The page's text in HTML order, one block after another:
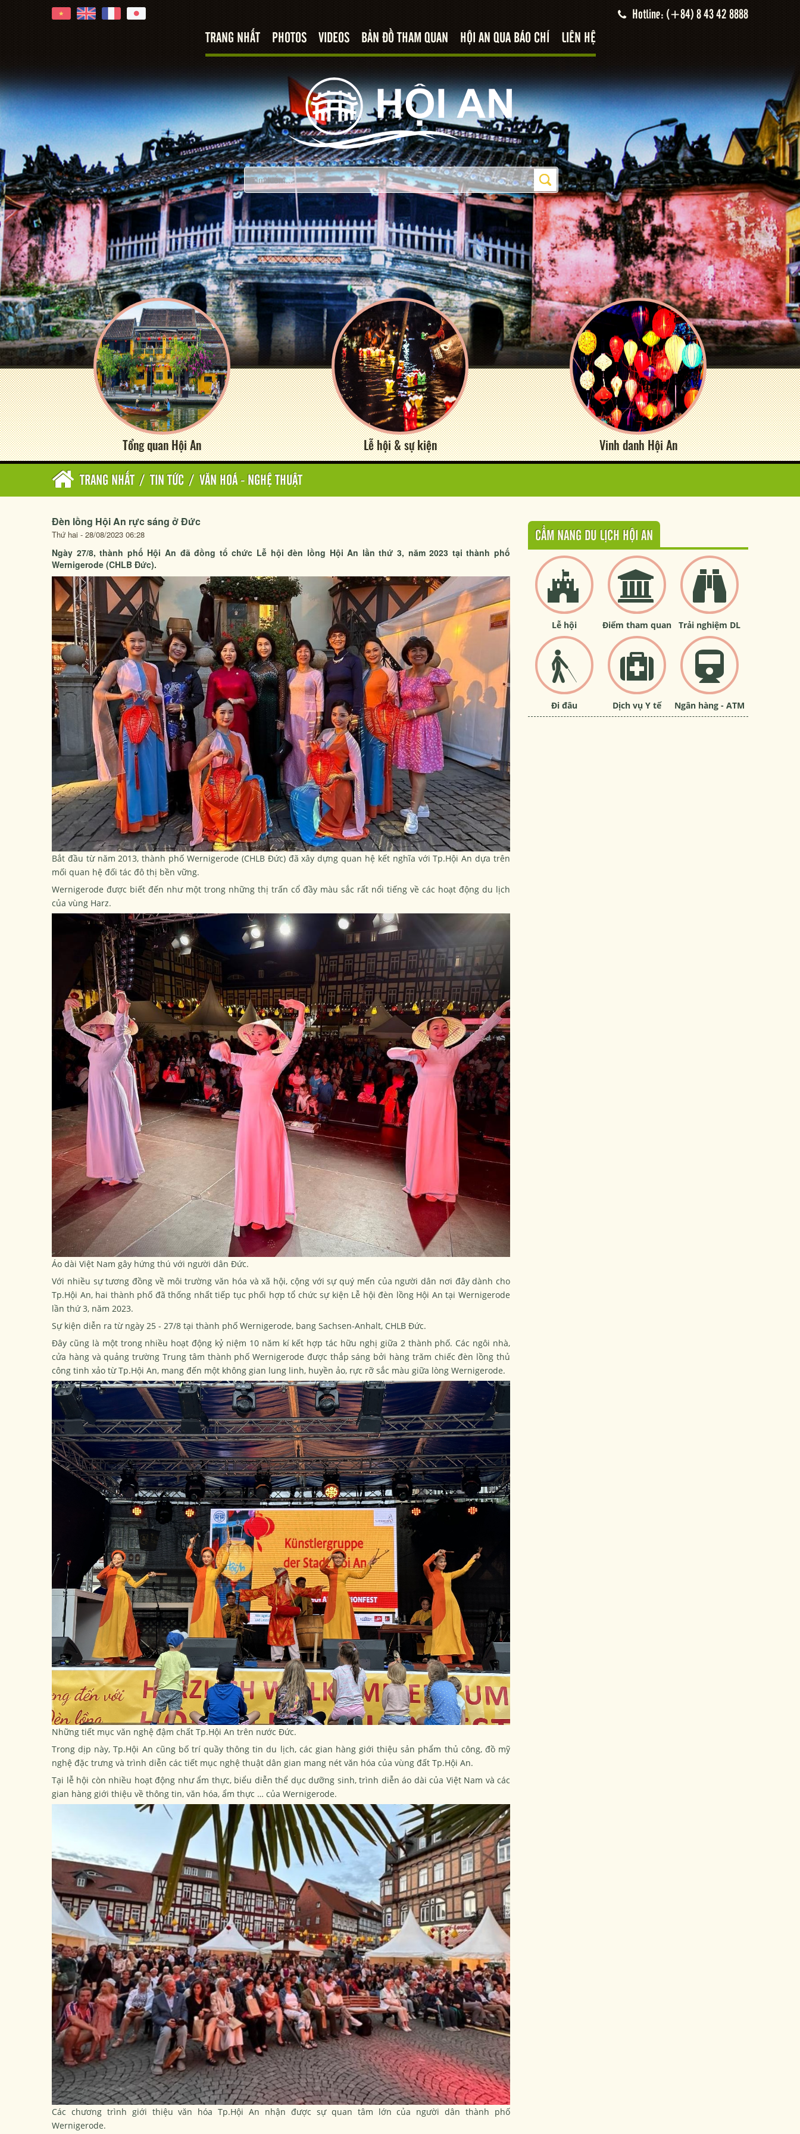
Hotline: (+84) 8 43 42 8888
TRANG NHẤT PHOTOS VIDEOS BẢN ĐỒ THAM QUAN HỘI AN QUA BÁO CHÍ LIÊN HỆ
Tổng quan Hội An Lễ hội & sự kiện Vinh danh Hội An
TRANG NHẤT / TIN TỨC / VĂN HOÁ - NGHỆ THUẬT
Đèn lồng Hội An rực sáng ở Đức
Thứ hai - 28/08/2023 06:28
Ngày 27/8, thành phố Hội An đã đồng tổ chức Lễ hội đèn lồng Hội An lần thứ 3, năm 2023 tại thành phố
Wernigerode (CHLB Đức).
Bắt đầu từ năm 2013, thành phố Wernigerode (CHLB Đức) đã xây dựng quan hệ kết nghĩa với Tp.Hội An dựa trên
mối quan hệ đối tác đô thị bền vững.
Wernigerode được biết đến như một trong những thị trấn cổ đầy màu sắc rất nổi tiếng về các hoạt động du lịch
của vùng Harz.
Áo dài Việt Nam gây hứng thú với người dân Đức.
Với nhiều sự tương đồng về môi trường văn hóa và xã hội, cộng với sự quý mến của người dân nơi đây dành cho
Tp.Hội An, hai thành phố đã thống nhất tiếp tục phối hợp tổ chức sự kiện Lễ hội đèn lồng Hội An tại Wernigerode
lần thứ 3, năm 2023.
Sự kiện diễn ra từ ngày 25 - 27/8 tại thành phố Wernigerode, bang Sachsen-Anhalt, CHLB Đức.
Đây cũng là một trong nhiều hoạt động kỷ niệm 10 năm kí kết hợp tác hữu nghị giữa 2 thành phố. Các ngôi nhà,
cửa hàng và quảng trường Trung tâm thành phố Wernigerode được thắp sáng bởi hàng trăm chiếc đèn lồng thủ
công tinh xảo từ Tp.Hội An, mang đến một không gian lung linh, huyền ảo, rực rỡ sắc màu giữa lòng Wernigerode.
Những tiết mục văn nghệ đậm chất Tp.Hội An trên nước Đức.
Trong dịp này, Tp.Hội An cũng bố trí quầy thông tin du lịch, các gian hàng giới thiệu sản phẩm thủ công, đồ mỹ
nghệ đặc trưng và trình diễn các tiết mục nghệ thuật dân gian mang nét văn hóa của vùng đất Tp.Hội An.
Tại lễ hội còn nhiều hoạt động như ẩm thực, biểu diễn thể dục dưỡng sinh, trình diễn áo dài của Việt Nam và các
gian hàng giới thiệu về thông tin, văn hóa, ẩm thực … của Wernigerode.
Các chương trình giới thiệu văn hóa Tp.Hội An nhận được sự quan tâm lớn của người dân thành phố
Wernigerode.
CẨM NANG DU LỊCH HỘI AN
Lễ hội Điểm tham quan Trải nghiệm DL
Đi đâu Dịch vụ Y tế Ngân hàng - ATM